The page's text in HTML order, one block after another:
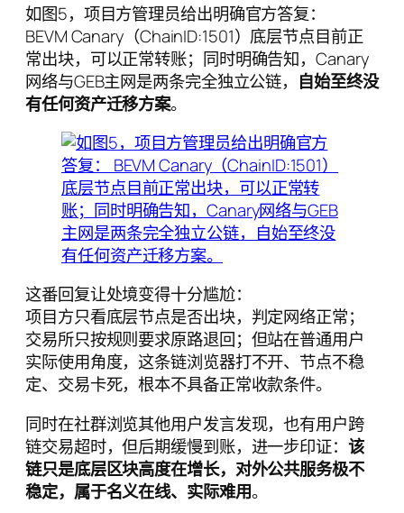
如图5，项目方管理员给出明确官方答复：
BEVM Canary（ChainID:1501）底层节点目前正
常出块，可以正常转账；同时明确告知，Canary
网络与GEB主网是两条完全独立公链， 自始至终没
有任何资产迁移方案。
这番回复让处境变得十分尴尬：
项目方只看底层节点是否出块，判定网络正常；
交易所只按规则要求原路退回；但站在普通用户
实际使用角度，这条链浏览器打不开、节点不稳
定、交易卡死，根本不具备正常收款条件。
同时在社群浏览其他用户发言发现，也有用户跨
链交易超时，但后期缓慢到账，进一步印证： 该
链只是底层区块高度在增长，对外公共服务极不
稳定，属于名义在线、实际难用。